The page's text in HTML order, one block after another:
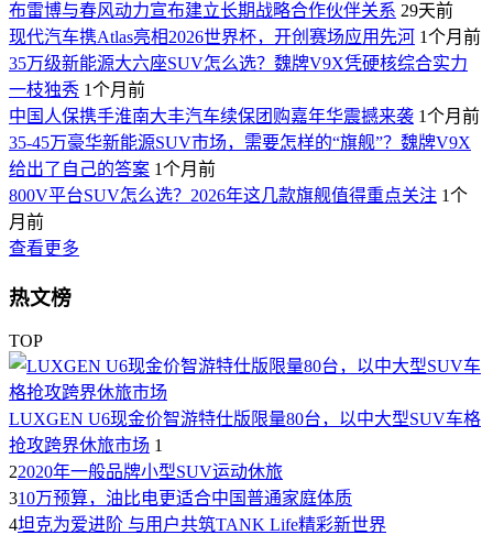
布雷博与春风动力宣布建立长期战略合作伙伴关系 29天前
现代汽车携Atlas亮相2026世界杯，开创赛场应用先河 1个月前
35万级新能源大六座SUV怎么选？魏牌V9X凭硬核综合实力
一枝独秀 1个月前
中国人保携手淮南大丰汽车续保团购嘉年华震撼来袭 1个月前
35-45万豪华新能源SUV市场，需要怎样的“旗舰”？魏牌V9X
给出了自己的答案 1个月前
800V平台SUV怎么选？2026年这几款旗舰值得重点关注 1个
月前
查看更多
热文榜
TOP
LUXGEN U6现金价智游特仕版限量80台，以中大型SUV车格
抢攻跨界休旅市场 1
22020年一般品牌小型SUV运动休旅
310万预算，油比电更适合中国普通家庭体质
4坦克为爱进阶 与用户共筑TANK Life精彩新世界